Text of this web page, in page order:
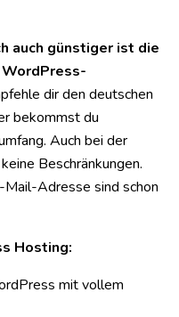
auch günstiger ist die
dir den deutschen
bekommst du
Auch bei der
Beschränkungen.
Adresse sind schon
Hosting:
mit vollem